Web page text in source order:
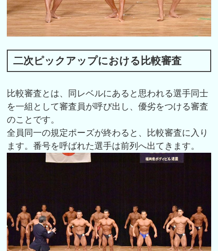
二次ピックアップにおける比較審査
比較審査とは、同レベルにあると思われる選手同士
を一組として審査員が呼び出し、優劣をつける審査
のことです。
全員同一の規定ポーズが終わると、比較審査に入り
ます。番号を呼ばれた選手は前列へ出てきます。